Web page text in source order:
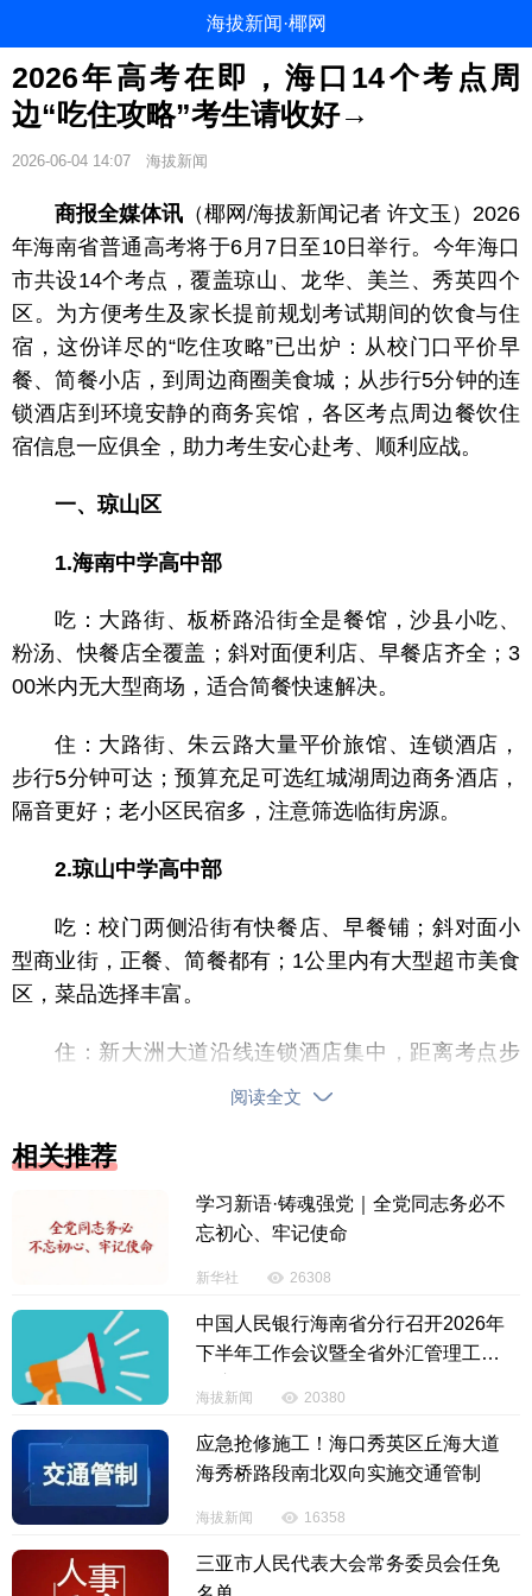
海拔新闻·椰网
2026年高考在即，海口14个考点周
边“吃住攻略”考生请收好→
2026-06-04 14:07 海拔新闻
商报全媒体讯 （椰网/海拔新闻记者 许文玉）2026
年海南省普通高考将于6月7日至10日举行。今年海口
市共设14个考点，覆盖琼山、龙华、美兰、秀英四个
区。为方便考生及家长提前规划考试期间的饮食与住
宿，这份详尽的“吃住攻略”已出炉：从校门口平价早
餐、简餐小店，到周边商圈美食城；从步行5分钟的连
锁酒店到环境安静的商务宾馆，各区考点周边餐饮住
宿信息一应俱全，助力考生安心赴考、顺利应战。
一、琼山区
1.海南中学高中部
吃：大路街、板桥路沿街全是餐馆，沙县小吃、
粉汤、快餐店全覆盖；斜对面便利店、早餐店齐全；3
00米内无大型商场，适合简餐快速解决。
住：大路街、朱云路大量平价旅馆、连锁酒店，
步行5分钟可达；预算充足可选红城湖周边商务酒店，
隔音更好；老小区民宿多，注意筛选临街房源。
2.琼山中学高中部
吃：校门两侧沿街有快餐店、早餐铺；斜对面小
型商业街，正餐、简餐都有；1公里内有大型超市美食
区，菜品选择丰富。
住：新大洲大道沿线连锁酒店集中，距离考点步
行3-8分钟，房源量大；高铁东站周边酒店距离1.5公
3.琼山华侨中学高中部
吃：校门口沿街小吃店、粉汤店，平价早餐、午
餐可选；1公里可达振发路商圈，中式快餐、面食齐
住：振发横路、振发路小型宾馆、连锁酒店，价
格亲民；远点可选择椰海大道商务酒店，环境安静。
二、龙华区
1.海南华侨中学高中部
吃：校门口西侧有面包店；马路对面有沙县小
阅读全文
相关推荐
学习新语·铸魂强党｜全党同志务必不
忘初心、牢记使命
新华社 26308
中国人民银行海南省分行召开2026年
下半年工作会议暨全省外汇管理工作
海拔新闻 20380
应急抢修施工！海口秀英区丘海大道
海秀桥路段南北双向实施交通管制
海拔新闻 16358
三亚市人民代表大会常务委员会任免